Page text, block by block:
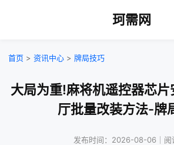
珂需网
首页 > 资讯中心 > 牌局技巧
大局为重!麻将机遥控器芯片
厅批量改装方法-牌
发布时间：2026-08-06｜阅